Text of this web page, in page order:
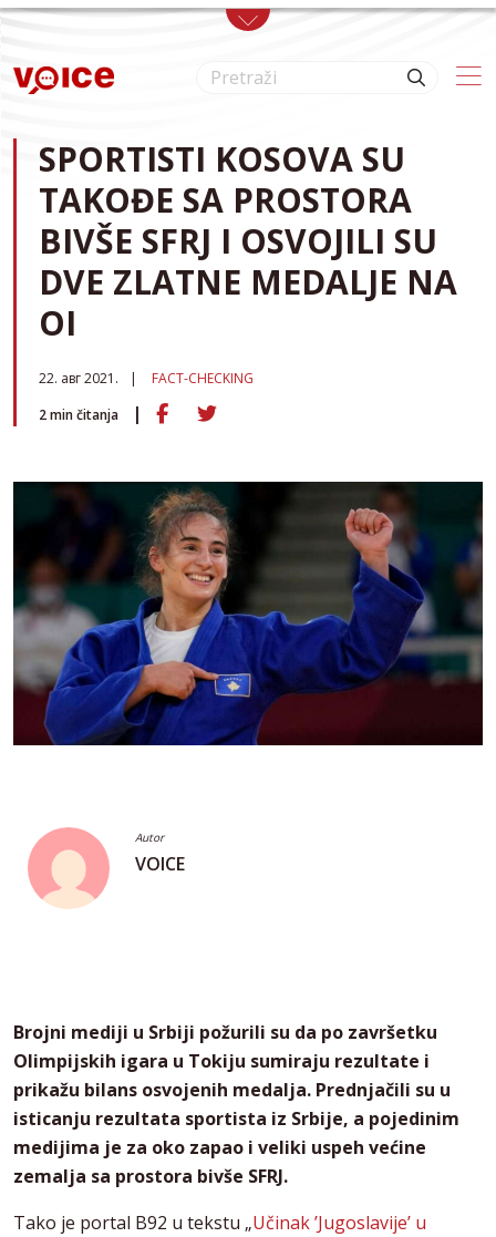
Skip to main content
SPORTISTI KOSOVA SU
TAKOĐE SA PROSTORA
BIVŠE SFRJ I OSVOJILI SU
DVE ZLATNE MEDALJE NA
OI
22. авг 2021.
FACT-CHECKING
2min čitanja
Autor
VOICE
Brojni mediji u Srbiji požurili su da po završetku
Olimpijskih igara u Tokiju sumiraju rezultate i
prikažu bilans osvojenih medalja. Prednjačili su u
isticanju rezultata sportista iz Srbije, a pojedinim
medijima je za oko zapao i veliki uspeh većine
zemalja sa prostora bivše SFRJ.
Tako je portal B92 u tekstu „Učinak ’Jugoslavije’ u